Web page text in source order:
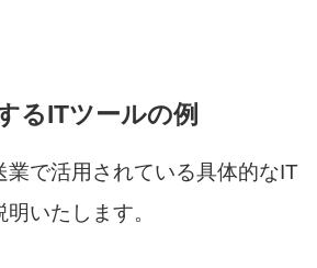
るITツールの例
業で活用されている具体的なIT
いたします。